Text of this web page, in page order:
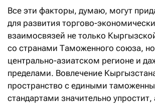
Все эти факторы, думаю, могут
для развития торгово-
взаимосвязей не только
со странами Таможенного союза,
центрально-азиатском регионе и
пределами. Вовлечение
пространство с едиными
стандартами значительно упростит,